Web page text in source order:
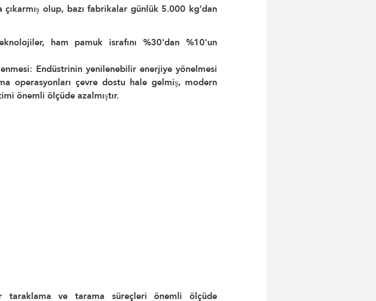
olup, bazı fabrikalar günlük 5.000 kg'dan
ham pamuk israfını %30'dan %10'un
Endüstrinin yenilenebilir enerjiye yönelmesi
operasyonları çevre dostu hale gelmiş, modern
önemli ölçüde azalmıştır.
taraklama ve tarama süreçleri önemli ölçüde